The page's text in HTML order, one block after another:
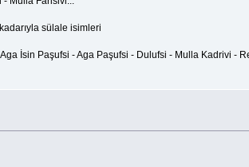
sülale isimleri
İsin Paşufsi - Aga Paşufsi - Dulufsi - Mulla Kadrivi -